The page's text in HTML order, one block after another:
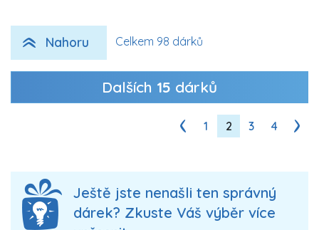
Nahoru Celkem 98 dárků
Dalších 15 dárků
1 2 3 4
Ještě jste nenašli ten správný
dárek? Zkuste Váš výběr více